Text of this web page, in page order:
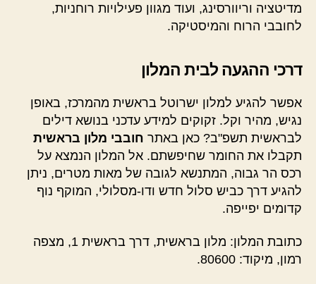
מדיטציה וריוורסינג, ועוד מגוון פעילויות רוחניות,
לחובבי הרוח והמיסטיקה.
דרכי ההגעה לבית המלון
אפשר להגיע למלון ישרוטל בראשית מהמרכז, באופן
נגיש, מהיר וקל. זקוקים למידע עדכני בנושא דילים
לבראשית תשפ"ב? כאן באתר חובבי מלון בראשית
תקבלו את החומר שחיפשתם. אל המלון הנמצא על
רכס הר גבוה, המתנשא לגובה של מאות מטרים, ניתן
להגיע דרך כביש סלול חדש ודו-מסלולי, המוקף נוף
קדומים יפייפה.
כתובת המלון: מלון בראשית, דרך בראשית 1, מצפה
רמון, מיקוד: 80600.